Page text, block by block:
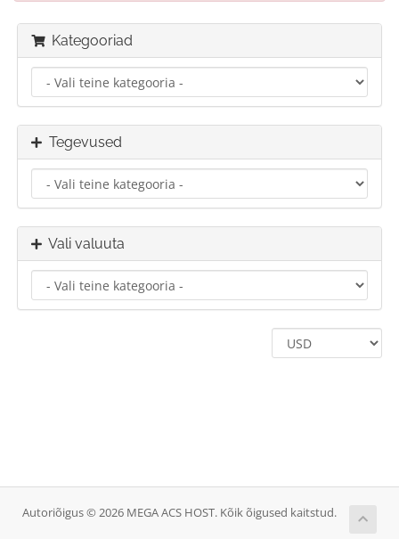
Kategooriad
Tegevused
Vali valuuta
Autoriõigus © 2026 MEGA ACS HOST. Kõik õigused kaitstud.